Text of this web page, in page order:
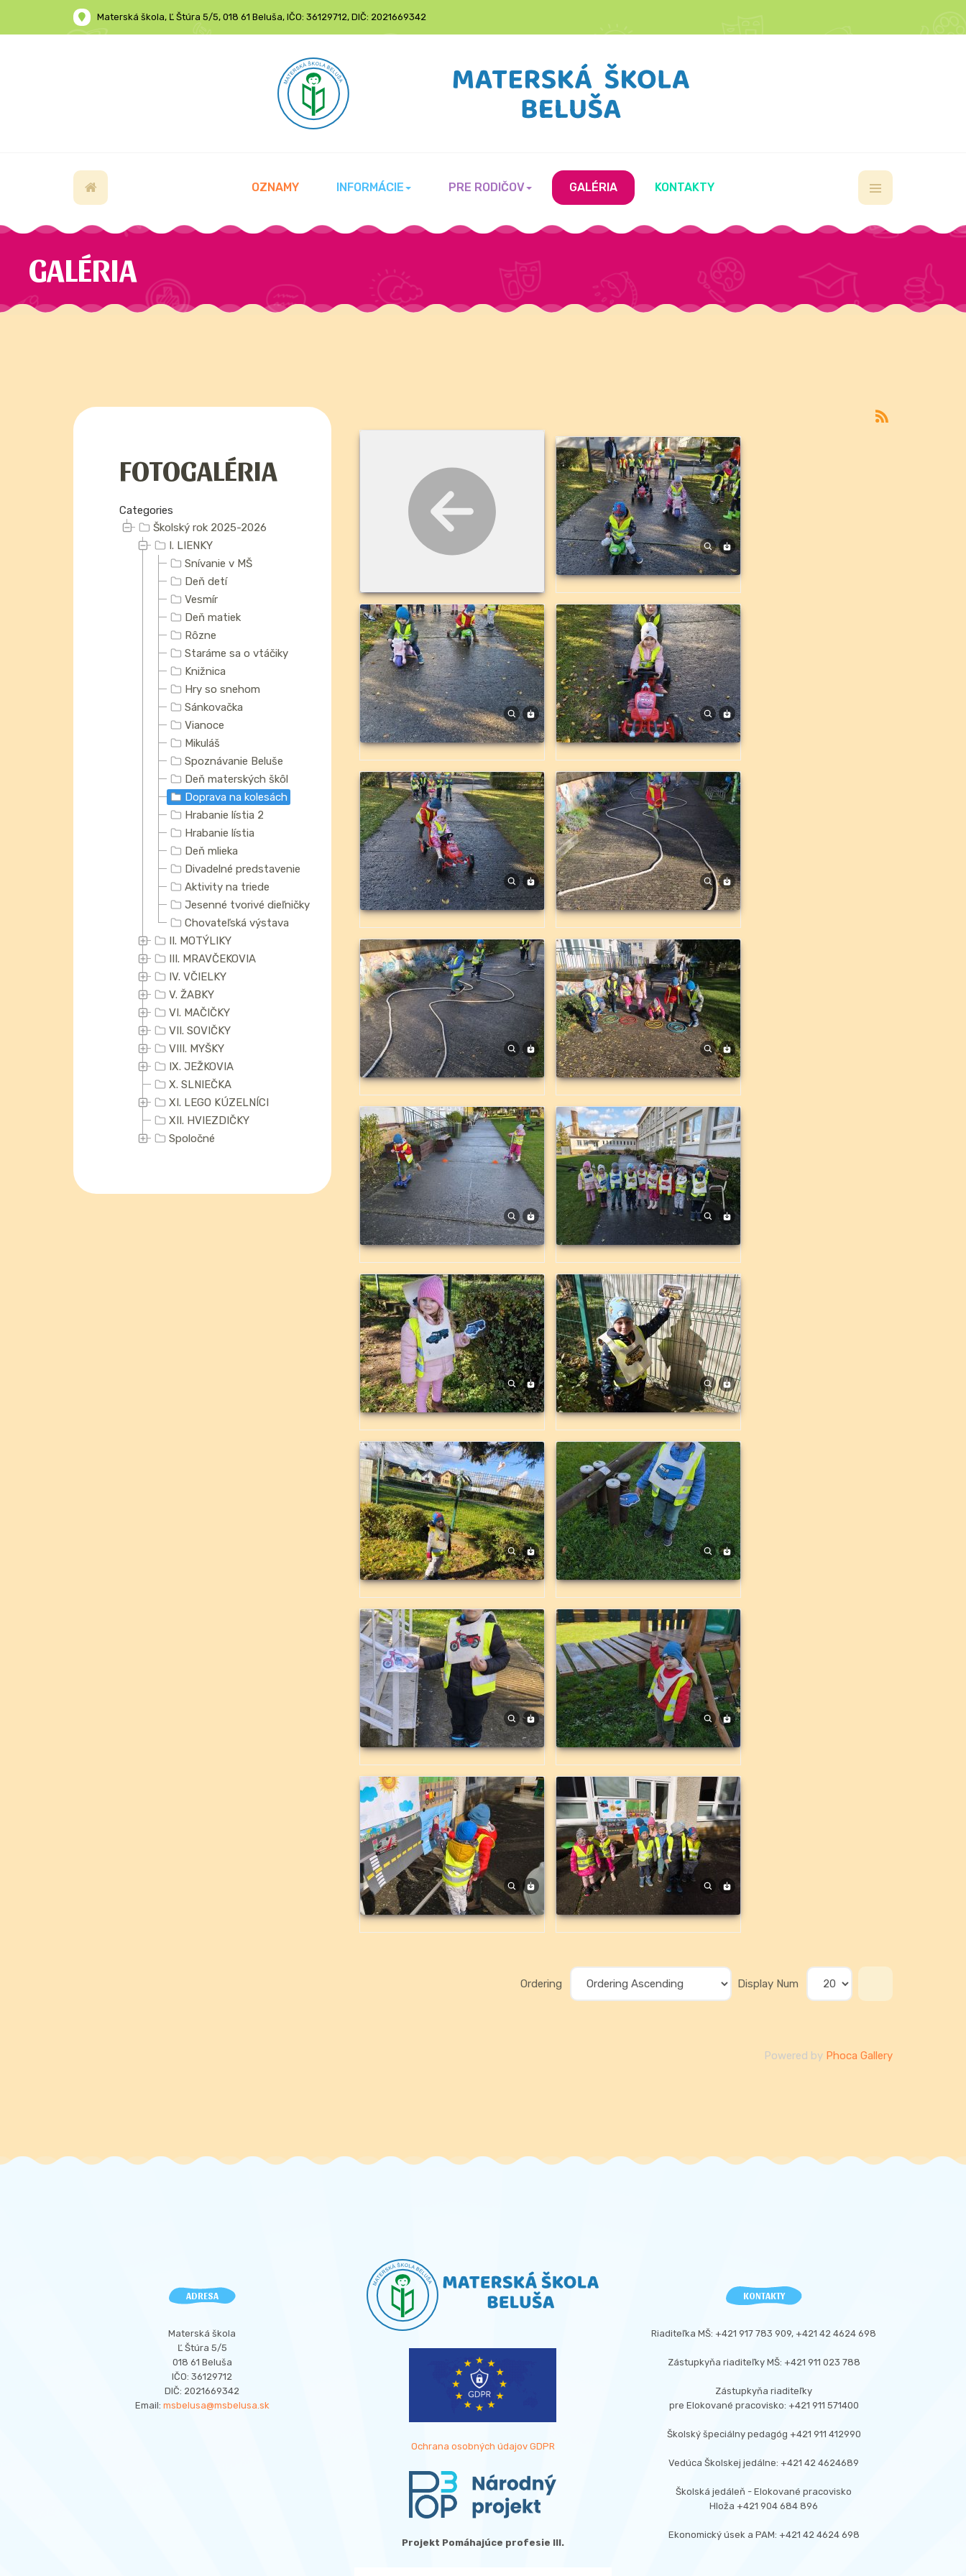
Materská škola, Ľ Štúra 5/5, 018 61 Beluša, IČO: 36129712, DIČ: 2021669342
OZNAMY INFORMÁCIE PRE RODIČOV GALÉRIA KONTAKTY
GALÉRIA
Ordering Display Num
Powered by Phoca Gallery
FOTOGALÉRIA
Categories
Školský rok 2025-2026
I. LIENKY
Snívanie v MŠ
Deň detí
Vesmír
Deň matiek
Rôzne
Staráme sa o vtáčiky
Knižnica
Hry so snehom
Sánkovačka
Vianoce
Mikuláš
Spoznávanie Beluše
Deň materských škôl
Doprava na kolesách
Hrabanie lístia 2
Hrabanie lístia
Deň mlieka
Divadelné predstavenie
Aktivity na triede
Jesenné tvorivé dieľničky
Chovateľská výstava
II. MOTÝLIKY
III. MRAVČEKOVIA
IV. VČIELKY
V. ŽABKY
VI. MAČIČKY
VII. SOVIČKY
VIII. MYŠKY
IX. JEŽKOVIA
X. SLNIEČKA
XI. LEGO KÚZELNÍCI
XII. HVIEZDIČKY
Spoločné
ADRESA
Materská škola
Ľ Štúra 5/5
018 61 Beluša
IČO: 36129712
DIČ: 2021669342
Email: msbelusa@msbelusa.sk
Ochrana osobných údajov GDPR
Projekt Pomáhajúce profesie III.
KONTAKTY
Riaditeľka MŠ: +421 917 783 909, +421 42 4624 698
Zástupkyňa riaditeľky MŠ: +421 911 023 788
Zástupkyňa riaditeľky
pre Elokované pracovisko: +421 911 571400
Školský špeciálny pedagóg +421 911 412990
Vedúca Školskej jedálne: +421 42 4624689
Školská jedáleň - Elokované pracovisko
Hloža +421 904 684 896
Ekonomický úsek a PAM: +421 42 4624 698